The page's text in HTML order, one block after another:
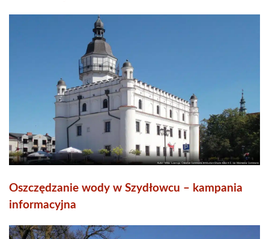
Oszczędzanie wody w Szydłowcu – kampania
informacyjna